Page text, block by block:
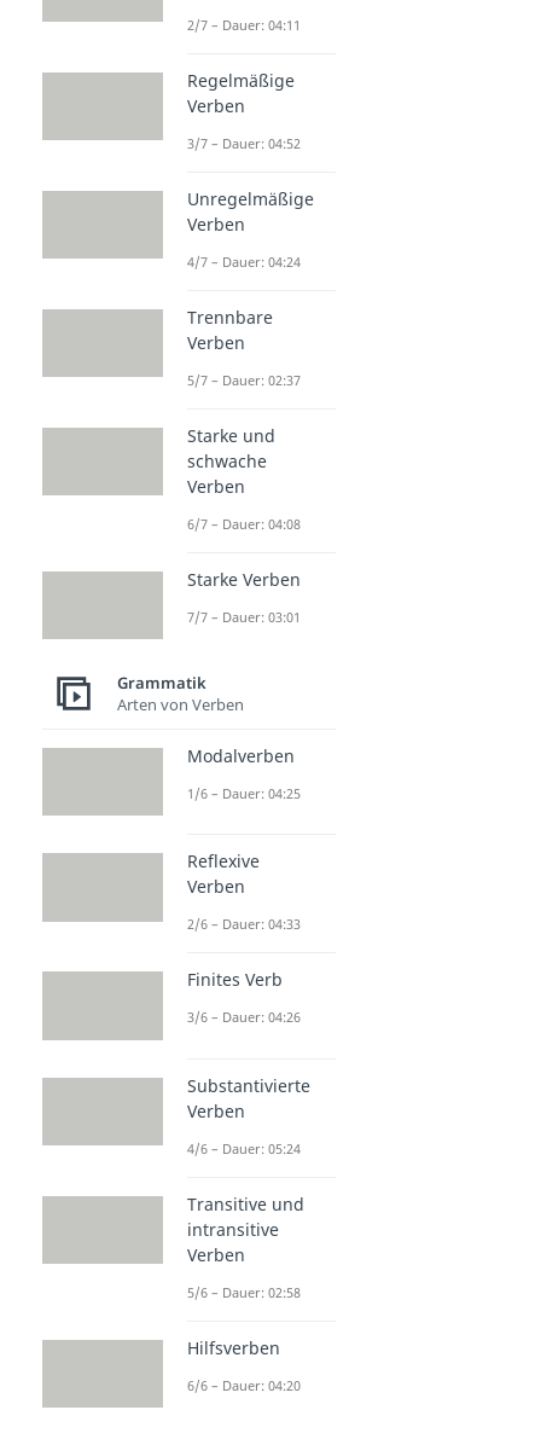
2/7 – Dauer: 04:11
Regelmäßige
Verben
3/7 – Dauer: 04:52
Unregelmäßige
Verben
4/7 – Dauer: 04:24
Trennbare
Verben
5/7 – Dauer: 02:37
Starke und
schwache
Verben
6/7 – Dauer: 04:08
Starke Verben
7/7 – Dauer: 03:01
Grammatik
Arten von Verben
Modalverben
1/6 – Dauer: 04:25
Reflexive
Verben
2/6 – Dauer: 04:33
Finites Verb
3/6 – Dauer: 04:26
Substantivierte
Verben
4/6 – Dauer: 05:24
Transitive und
intransitive
Verben
5/6 – Dauer: 02:58
Hilfsverben
6/6 – Dauer: 04:20